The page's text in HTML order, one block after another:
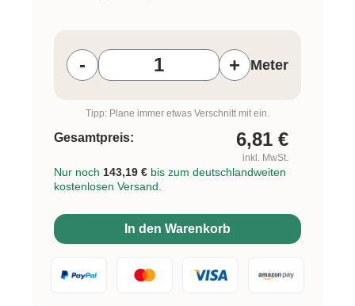
- + Meter
Tipp: Plane immer etwas Verschnitt mit ein.
Gesamtpreis: 6,81 €
inkl. MwSt.
Nur noch 143,19 € bis zum deutschlandweiten
kostenlosen Versand.
In den Warenkorb